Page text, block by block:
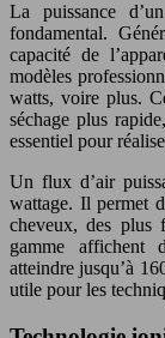
La puissance
fondamental.
capacité de
modèles
watts, voire plus.
séchage plus
essentiel pour
Un flux d’air
wattage. Il permet
cheveux, des plus
gamme affichent
atteindre jusqu’à
utile pour les